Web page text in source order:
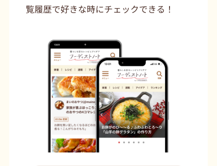
覧履歴で好きな時にチェックできる！